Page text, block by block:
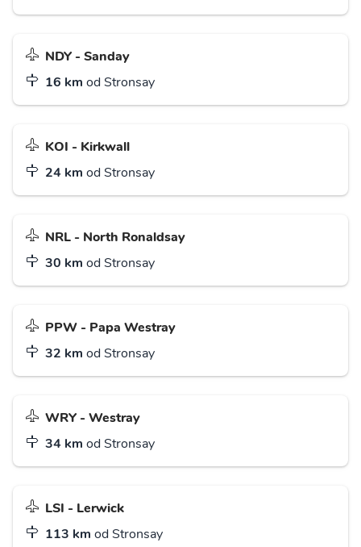
NDY - Sanday
16 km od Stronsay
KOI - Kirkwall
24 km od Stronsay
NRL - North Ronaldsay
30 km od Stronsay
PPW - Papa Westray
32 km od Stronsay
WRY - Westray
34 km od Stronsay
LSI - Lerwick
113 km od Stronsay